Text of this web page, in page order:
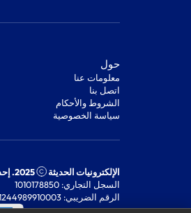
‫حول‬
معلومات عنا
اتصل بنا
‫الشروط والأحكام‬
‫سياسة الخصوصية‬
الإلكترونيات الحديثة
2025. إحدى شركات مجموعة الفيصلية
السجل التجاري: 1010178850
الرقم الضريبي: 301244989910003